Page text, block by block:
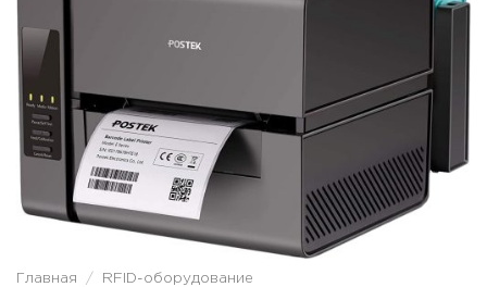
Главная / RFID-оборудование